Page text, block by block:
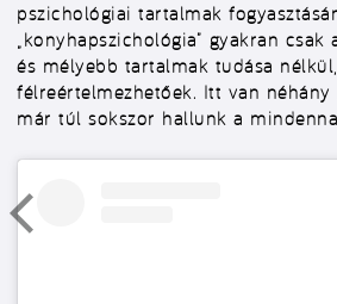
pszichológiai tartalmak
„konyhapszichológia” gyakran csak
és mélyebb tartalmak tudása
félreértelmezhetőek. Itt van néhány
már túl sokszor hallunk a